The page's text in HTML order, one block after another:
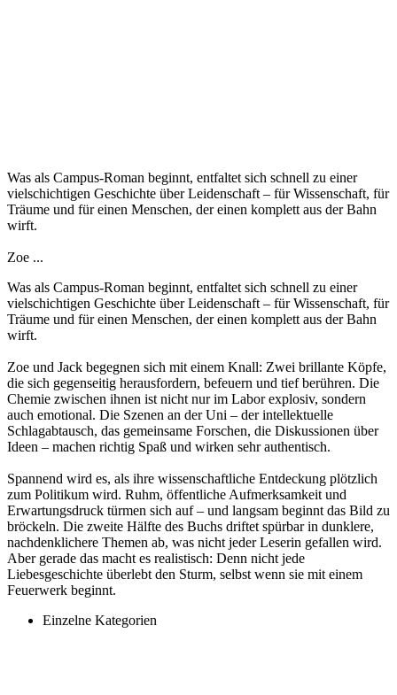
Was als Campus-Roman beginnt, entfaltet sich schnell zu einer
vielschichtigen Geschichte über Leidenschaft – für Wissenschaft, für
Träume und für einen Menschen, der einen komplett aus der Bahn
wirft.
Zoe ...
Was als Campus-Roman beginnt, entfaltet sich schnell zu einer
vielschichtigen Geschichte über Leidenschaft – für Wissenschaft, für
Träume und für einen Menschen, der einen komplett aus der Bahn
wirft.
Zoe und Jack begegnen sich mit einem Knall: Zwei brillante Köpfe,
die sich gegenseitig herausfordern, befeuern und tief berühren. Die
Chemie zwischen ihnen ist nicht nur im Labor explosiv, sondern
auch emotional. Die Szenen an der Uni – der intellektuelle
Schlagabtausch, das gemeinsame Forschen, die Diskussionen über
Ideen – machen richtig Spaß und wirken sehr authentisch.
Spannend wird es, als ihre wissenschaftliche Entdeckung plötzlich
zum Politikum wird. Ruhm, öffentliche Aufmerksamkeit und
Erwartungsdruck türmen sich auf – und langsam beginnt das Bild zu
bröckeln. Die zweite Hälfte des Buchs driftet spürbar in dunklere,
nachdenklichere Themen ab, was nicht jeder Leserin gefallen wird.
Aber gerade das macht es realistisch: Denn nicht jede
Liebesgeschichte überlebt den Sturm, selbst wenn sie mit einem
Feuerwerk beginnt.
Einzelne Kategorien